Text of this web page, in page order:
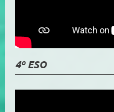
4º ESO